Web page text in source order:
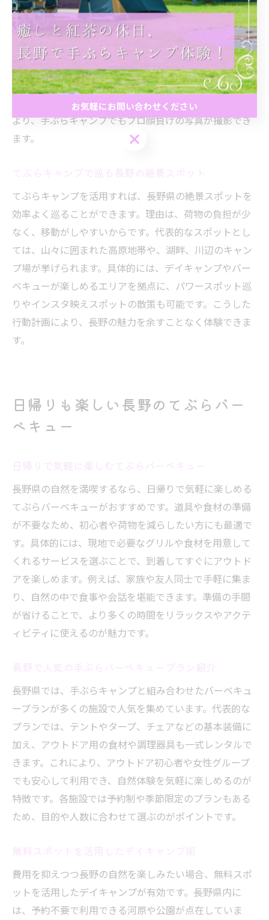
方と構図にあります。理由は、長野県の自然は四季折々
で表情を変え、朝夕の光が特に写真映えするためです。
具体的には、朝日や夕陽を背景に撮影したり、緑の中で
被写体に自然光を当てることで、ナチュラルな雰囲気を
演出できます。さらに、森や湖畔の奥行きを活かした構
図にすることで、より印象的な一枚になります。これに
より、手ぶらキャンプでもプロ顔負けの写真が撮影でき
ます。
てぶらキャンプを活用すれば、長野県の絶景スポットを
効率よく巡ることができます。理由は、荷物の負担が少
なく、移動がしやすいからです。代表的なスポットとし
ては、山々に囲まれた高原地帯や、湖畔、川辺のキャン
プ場が挙げられます。具体的には、デイキャンプやバー
ベキューが楽しめるエリアを拠点に、パワースポット巡
りやインスタ映えスポットの散策も可能です。こうした
行動計画により、長野の魅力を余すことなく体験できま
す。
日帰りも楽しい長野のてぶらバー
ベキュー
長野県の自然を満喫するなら、日帰りで気軽に楽しめる
てぶらバーベキューがおすすめです。道具や食材の準備
が不要なため、初心者や荷物を減らしたい方にも最適で
す。具体的には、現地で必要なグリルや食材を用意して
くれるサービスを選ぶことで、到着してすぐにアウトド
アを楽しめます。例えば、家族や友人同士で手軽に集ま
り、自然の中で食事や会話を堪能できます。準備の手間
が省けることで、より多くの時間をリラックスやアクテ
ィビティに使えるのが魅力です。
長野県では、手ぶらキャンプと組み合わせたバーベキュ
ープランが多くの施設で人気を集めています。代表的な
プランでは、テントやタープ、チェアなどの基本装備に
加え、アウトドア用の食材や調理器具も一式レンタルで
きます。これにより、アウトドア初心者や女性グループ
でも安心して利用でき、自然体験を気軽に楽しめるのが
特徴です。各施設では予約制や季節限定のプランもある
ため、目的や人数に合わせて選ぶのがポイントです。
費用を抑えつつ長野の自然を楽しみたい場合、無料スポ
ットを活用したデイキャンプが有効です。長野県内に
は、予約不要で利用できる河原や公園が点在していま
お気軽にお問い合わせください
お気軽にお問い合わせください